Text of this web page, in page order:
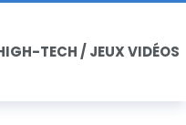
TECH / JEUX VIDÉOS